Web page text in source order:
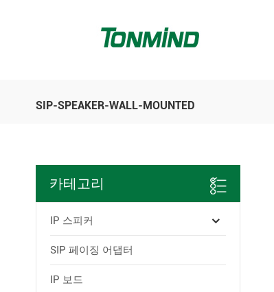
SIP-SPEAKER-WALL-MOUNTED
카테고리
IP 스피커
SIP 페이징 어댑터
IP 보드